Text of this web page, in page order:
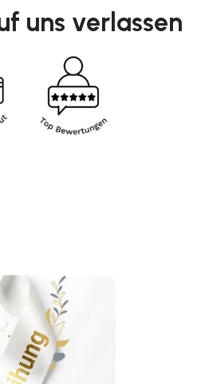
uns verlassen